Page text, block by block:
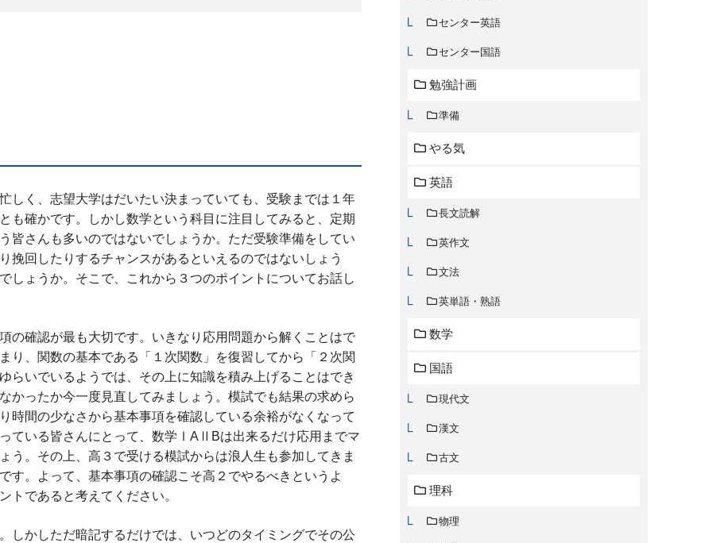
しく、志望大学はだいたい決まっていても、受験までは１年
も確かです。しかし数学という科目に注目してみると、定期
皆さんも多いのではないでしょうか。ただ受験準備をしてい
挽回したりするチャンスがあるといえるのではないしょう
しょうか。そこで、これから３つのポイントについてお話し
の確認が最も大切です。いきなり応用問題から解くことはで
り、関数の基本である「１次関数」を復習してから「２次関
らいでいるようでは、その上に知識を積み上げることはでき
かったか今一度見直してみましょう。模試でも結果の求めら
時間の少なさから基本事項を確認している余裕がなくなって
ている皆さんにとって、数学ⅠAⅡBは出来るだけ応用までマ
う。その上、高３で受ける模試からは浪人生も参加してきま
す。よって、基本事項の確認こそ高２でやるべきというよ
トであると考えてください。
しかしただ暗記するだけでは、いつどのタイミングでその公
センター英語
センター国語
勉強計画
準備
やる気
英語
長文読解
英作文
文法
英単語・熟語
数学
国語
現代文
漢文
古文
理科
物理